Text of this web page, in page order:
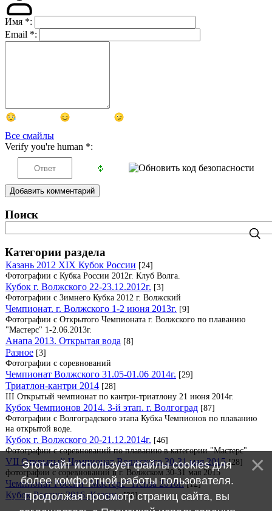
Имя *:
Email *:
Все смайлы
Verify you're human *:
Добавить комментарий
Поиск
Категории раздела
Казань 2012 XIX Кубок России [24]
Фотографии с Кубка России 2012г. Клуб Волга.
Кубок г. Волжского 22-23.12.2012г. [3]
Фотографии с Зимнего Кубка 2012 г. Волжский
Чемпионат. г. Волжского 1-2 июня 2013г. [9]
Фотографии с Открытого Чемпионата г. Волжского по плаванию
"Мастерс" 1-2.06.2013г.
Анапа 2013. Открытая вода [8]
Разное [3]
Фотографии с соревнований
Чемпионат Волжского 31.05-01.06 2014г. [29]
Триатлон-кантри 2014 [28]
III Открытый чемпионат по кантри-триатлону 21 июня 2014г.
Кубок Чемпионов 2014. 3-й этап. г. Волгоград [87]
Фотографии с Волгоградского этапа Кубка Чемпионов по плаванию
на открытой воде.
Кубок г. Волжского 20-21.12.2014г. [46]
Фотографии с соревнований по плаванию в категории "Мастерс"
VII Открытый Чемпионат Волжского 30-31 мая 2015 [28]
фотографии с соревнований в г. Волжском 30-31 мая 2015
Чемпионат России "Мастерс" Пенза 2016г. [12]
Кубок России 2016. Казань. [38]
Этот сайт использует файлы cookies для
более комфортной работы пользователя.
Продолжая просмотр страниц сайта, вы